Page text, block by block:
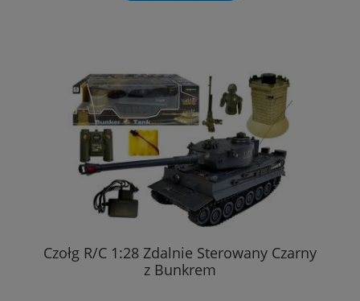
Czołg R/C 1:28 Zdalnie Sterowany Czarny
z Bunkrem